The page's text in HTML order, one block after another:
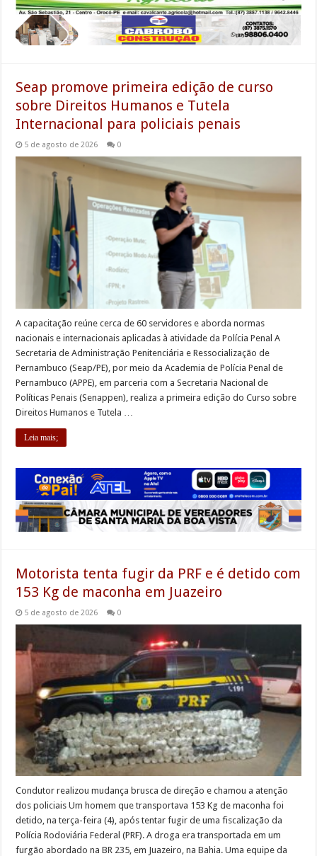
Seap promove primeira edição de curso
sobre Direitos Humanos e Tutela
Internacional para policiais penais
5 de agosto de 2026 0
A capacitação reúne cerca de 60 servidores e aborda normas
nacionais e internacionais aplicadas à atividade da Polícia Penal A
Secretaria de Administração Penitenciária e Ressocialização de
Pernambuco (Seap/PE), por meio da Academia de Polícia Penal de
Pernambuco (APPE), em parceria com a Secretaria Nacional de
Políticas Penais (Senappen), realiza a primeira edição do Curso sobre
Direitos Humanos e Tutela …
Leia mais;
Motorista tenta fugir da PRF e é detido com
153 Kg de maconha em Juazeiro
5 de agosto de 2026 0
Condutor realizou mudança brusca de direção e chamou a atenção
dos policiais Um homem que transportava 153 Kg de maconha foi
detido, na terça-feira (4), após tentar fugir de uma fiscalização da
Polícia Rodoviária Federal (PRF). A droga era transportada em um
furgão abordado na BR 235, em Juazeiro, na Bahia. Uma equipe da